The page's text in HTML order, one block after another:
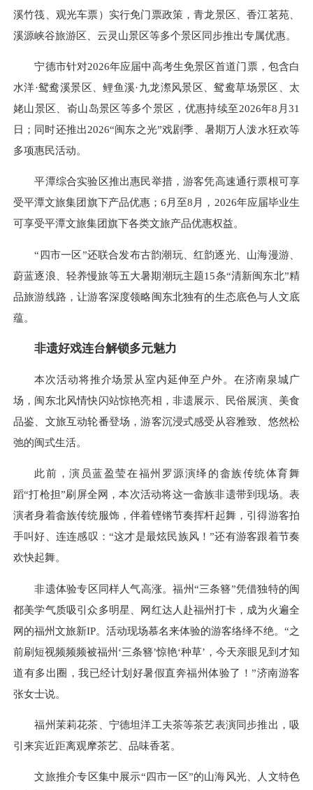
溪竹筏、观光车票）实行免门票政策，青龙景区、香江茗苑、
溪源峡谷旅游区、云灵山景区等多个景区同步推出专属优惠。
宁德市针对2026年应届中高考生免景区首道门票，包含白
水洋·鸳鸯溪景区、鲤鱼溪·九龙漈风景区、鸳鸯草场景区、太
姥山景区、嵛山岛景区等多个景区，优惠持续至2026年8月31
日；同时还推出2026“闽东之光”戏剧季、暑期万人泼水狂欢等
多项惠民活动。
平潭综合实验区推出惠民举措，游客凭高速通行票根可享
受平潭文旅集团旗下产品优惠；6月至8月，2026年应届毕业生
可享受平潭文旅集团旗下各类文旅产品优惠权益。
“四市一区”还联合发布古韵潮玩、红韵逐光、山海漫游、
蔚蓝逐浪、轻养慢旅等五大暑期潮玩主题15条“清新闽东北”精
品旅游线路，让游客深度领略闽东北独有的生态底色与人文底
蕴。
非遗好戏连台解锁多元魅力
本次活动将推介场景从室内延伸至户外。在济南泉城广
场，闽东北风情快闪站惊艳亮相，非遗展示、民俗展演、美食
品鉴、文旅互动轮番登场，游客沉浸式感受从容雅致、悠然松
弛的闽式生活。
此前，演员蓝盈莹在福州罗源演绎的畲族传统体育舞
蹈“打枪担”刷屏全网，本次活动将这一畲族非遗带到现场。表
演者身着畲族传统服饰，伴着铿锵节奏挥杆起舞，引得游客拍
手叫好、连连感叹：“这才是最炫民族风！”还有游客跟着节奏
欢快起舞。
非遗体验专区同样人气高涨。福州“三条簪”凭借独特的闽
都美学气质吸引众多明星、网红达人赴福州打卡，成为火遍全
网的福州文旅新IP。活动现场慕名来体验的游客络绎不绝。“之
前刷短视频频频被福州‘三条簪’惊艳‘种草’，今天亲眼见到才知
道有多出圈，我已经计划好暑假直奔福州体验了！”济南游客
张女士说。
福州茉莉花茶、宁德坦洋工夫茶等茶艺表演同步推出，吸
引来宾近距离观摩茶艺、品味香茗。
文旅推介专区集中展示“四市一区”的山海风光、人文特色